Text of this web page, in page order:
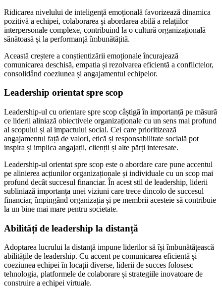
Ridicarea nivelului de inteligență emoțională favorizează dinamica
pozitivă a echipei, colaborarea și abordarea abilă a relațiilor
interpersonale complexe, contribuind la o cultură organizațională
sănătoasă și la performanță îmbunătățită.
Această creștere a conștientizării emoționale încurajează
comunicarea deschisă, empatia și rezolvarea eficientă a conflictelor,
consolidând coeziunea și angajamentul echipelor.
Leadership orientat spre scop
Leadership-ul cu orientare spre scop câștigă în importanță pe măsură
ce liderii aliniază obiectivele organizaționale cu un sens mai profund
al scopului și al impactului social. Cei care prioritizează
angajamentul față de valori, etică și responsabilitate socială pot
inspira și implica angajații, clienții și alte părți interesate.
Leadership-ul orientat spre scop este o abordare care pune accentul
pe alinierea acțiunilor organizaționale și individuale cu un scop mai
profund decât succesul financiar. În acest stil de leadership, liderii
subliniază importanța unei viziuni care trece dincolo de succesul
financiar, împingând organizația și pe membrii acesteie să contribuie
la un bine mai mare pentru societate.
Abilități de leadership la distanță
Adoptarea lucrului la distanță impune liderilor să își îmbunătățească
abilitățile de leadership. Cu accent pe comunicarea eficientă și
coeziunea echipei în locații diverse, liderii de succes folosesc
tehnologia, platformele de colaborare și strategiile inovatoare de
construire a echipei virtuale.